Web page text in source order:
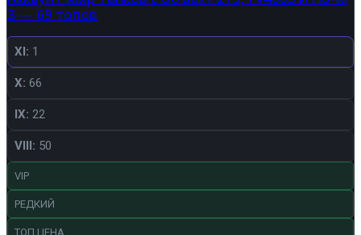
3 — 69 топов
XI: 1
X: 66
IX: 22
VIII: 50
VIP
РЕДКИЙ
ТОП ЦЕНА